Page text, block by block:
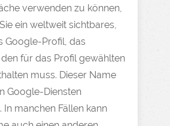
verwenden zu können,
ein weltweit sichtbares,
Google-Profil, das
für das Profil gewählten
muss. Dieser Name
Google-Diensten
In manchen Fällen kann